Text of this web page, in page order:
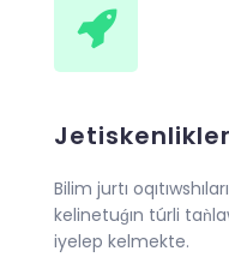
Bilim jurtı
kelinetuǵın túrli
iyelep kelmekte.